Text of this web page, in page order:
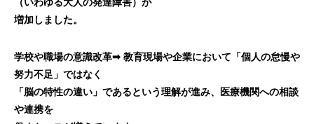
増加しました。
学校や職場の意識改革➡ 教育現場や企業において「個人の怠慢や
努力不足」ではなく
「脳の特性の違い」であるという理解が進み、医療機関への相談
や連携を